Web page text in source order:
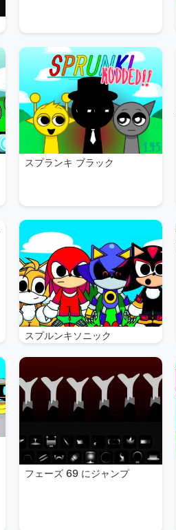
スプランキ ブラック
スプルンキソニック
フェーズ 69 にジャンプ